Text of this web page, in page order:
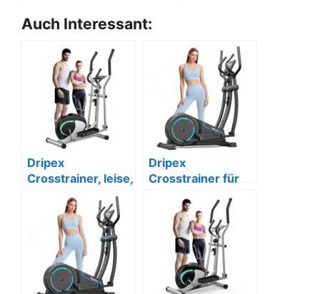
Auch Interessant:
Dripex
Crosstrainer, leise,
Widerstandsstufe
n, 120 kg, grün
Dripex
Crosstrainer für
Widerstände,
Pulssensor.